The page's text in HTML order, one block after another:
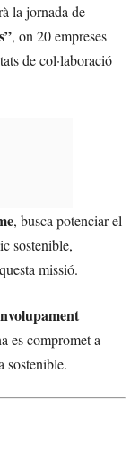
la jornada de
, on 20 empreses
de col·laboració
, busca potenciar el
sostenible,
missió.
es compromet a
sostenible.